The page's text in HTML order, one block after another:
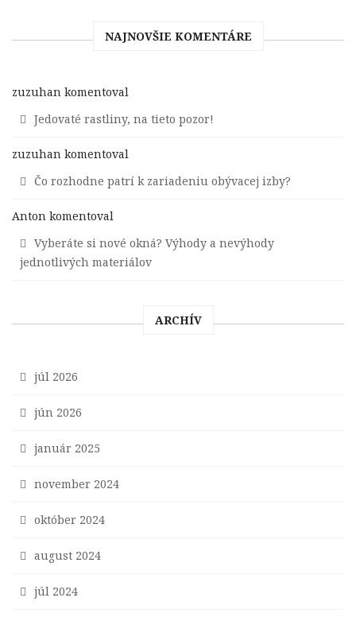
NAJNOVŠIE KOMENTÁRE
zuzuhan komentoval
Jedovaté rastliny, na tieto pozor!
zuzuhan komentoval
Čo rozhodne patrí k zariadeniu obývacej izby?
Anton komentoval
Vyberáte si nové okná? Výhody a nevýhody
jednotlivých materiálov
ARCHÍV
júl 2026
jún 2026
január 2025
november 2024
október 2024
august 2024
júl 2024